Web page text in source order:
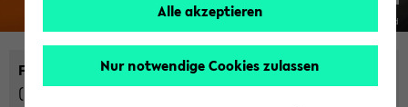
© Uni­ver­si­tät Bie­le­feld
Feuer / Un­fall
(Uni-​internes Fest­netz)
112
Alle akzeptieren
Nur notwendige Cookies zulassen